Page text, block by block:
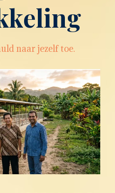
naar jezelf toe.